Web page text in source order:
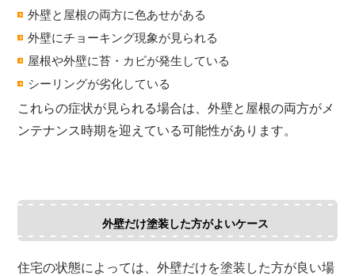
外壁と屋根の両方に色あせがある
外壁にチョーキング現象が見られる
屋根や外壁に苔・カビが発生している
シーリングが劣化している
これらの症状が見られる場合は、外壁と屋根の両方がメ
ンテナンス時期を迎えている可能性があります。
外壁だけ塗装した方がよいケース
住宅の状態によっては、外壁だけを塗装した方が良い場